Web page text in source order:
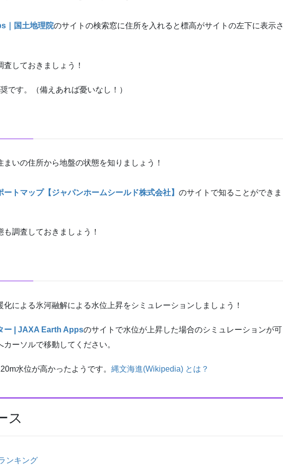
｜国土地理院のサイトの検索窓に住所を入れると標高がサイトの左下に表示さ
しておきましょう！
です。（備えあれば憂いなし！）
まいの住所から地盤の状態を知りましょう！
ートマップ【ジャパンホームシールド株式会社】 のサイトで知ることができま
調査しておきましょう！
による氷河融解による水位上昇をシミュレーションしましょう！
ー | JAXA Earth Appsのサイトで水位が上昇した場合のシミュレーションが可
ーソルで移動してください。
水位が高かったようです。 縄文海進(Wikipedia) とは？
ス
ンキング